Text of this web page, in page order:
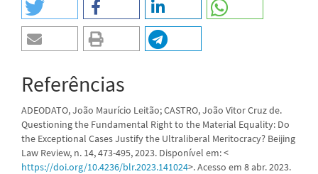
Referências
ADEODATO, João Maurício Leitão; CASTRO, João Vitor Cruz de.
Questioning the Fundamental Right to the Material Equality: Do
the Exceptional Cases Justify the Ultraliberal Meritocracy? Beijing
Law Review, n. 14, 473-495, 2023. Disponível em: <
https://doi.org/10.4236/blr.2023.141024>. Acesso em 8 abr. 2023.